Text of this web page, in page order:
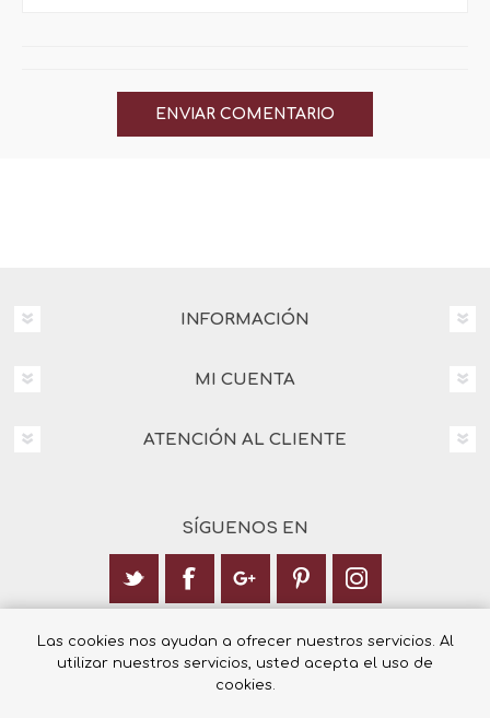
INFORMACIÓN
MI CUENTA
ATENCIÓN AL CLIENTE
SÍGUENOS EN
Calle Italia 6, 03003 Alicante
+34 965 12 23 55
Las cookies nos ayudan a ofrecer nuestros servicios. Al
utilizar nuestros servicios, usted acepta el uso de
cookies.